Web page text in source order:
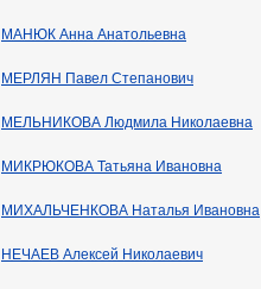
МАНЮК Анна Анатольевна
МЕРЛЯН Павел Степанович
МЕЛЬНИКОВА Людмила Николаевна
МИКРЮКОВА Татьяна Ивановна
МИХАЛЬЧЕНКОВА Наталья Ивановна
НЕЧАЕВ Алексей Николаевич